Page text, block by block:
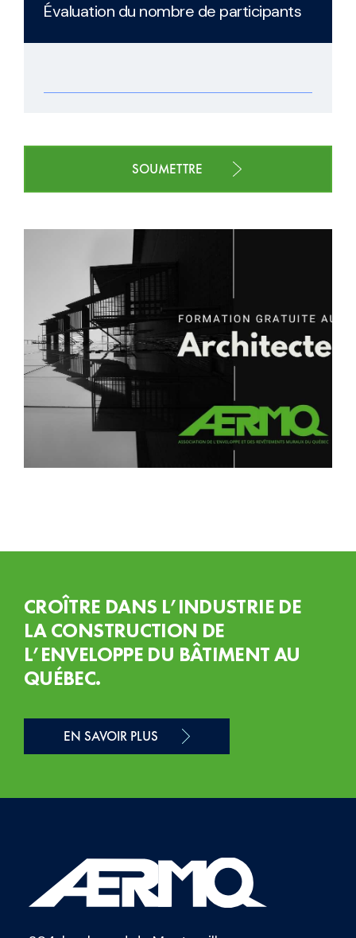
Évaluation du nombre de participants
CROÎTRE DANS L’INDUSTRIE DE
LA CONSTRUCTION DE
L’ENVELOPPE DU BÂTIMENT AU
QUÉBEC.
EN SAVOIR PLUS